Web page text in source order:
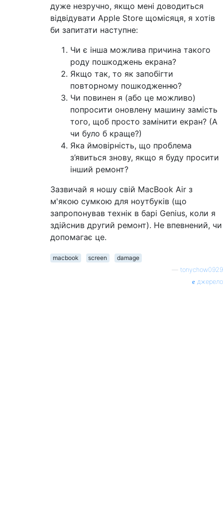
дуже незручно, якщо мені доводиться
відвідувати Apple Store щомісяця, я хотів
би запитати наступне:
Чи є інша можлива причина такого
роду пошкоджень екрана?
Якщо так, то як запобігти
повторному пошкодженню?
Чи повинен я (або це можливо)
попросити оновлену машину замість
того, щоб просто замінити екран? (А
чи було б краще?)
Яка ймовірність, що проблема
з’явиться знову, якщо я буду просити
інший ремонт?
Зазвичай я ношу свій MacBook Air з
м'якою сумкою для ноутбуків (що
запропонував технік в барі Genius, коли я
здійснив другий ремонт). Не впевнений, чи
допомагає це.
macbook screen
damage
tonychow0929
джерело